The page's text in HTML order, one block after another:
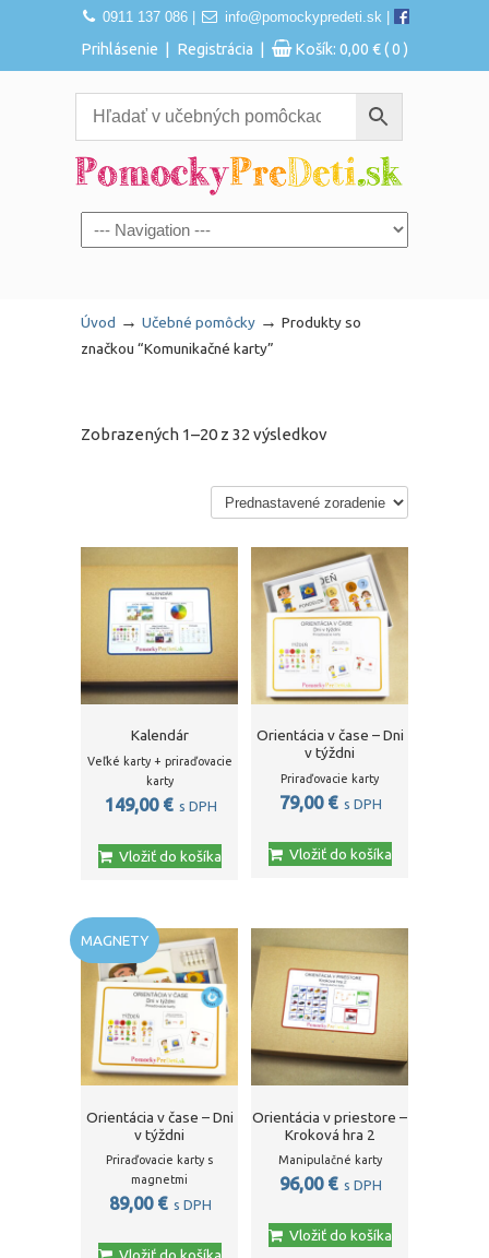
0911 137 086| info@pomockypredeti.sk
Prihlásenie | Registrácia | Košík: 0,00 €( 0 )
Navigation
Úvod → Učebné pomôcky → Produkty so
značkou “Komunikačné karty”
Zobrazených 1–20 z 32 výsledkov
Kalendár
Veľké karty + priraďovacie
karty
149,00 € s DPH
Vložiť do košíka
Orientácia v čase – Dni
v týždni
Priraďovacie karty
79,00 € s DPH
Vložiť do košíka
MAGNETY
Orientácia v čase – Dni
v týždni
Priraďovacie karty s
magnetmi
89,00 € s DPH
Orientácia v priestore –
Kroková hra 2
Manipulačné karty
96,00 € s DPH
Vložiť do košíka